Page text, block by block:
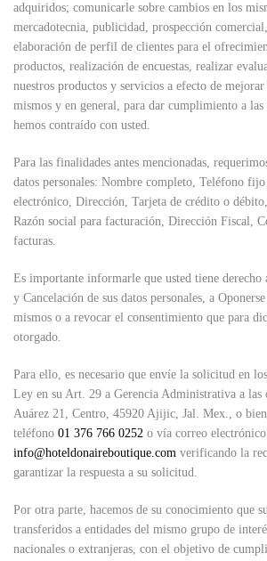
adquiridos; comunicarle sobre cambios en los
mercadotecnia, publicidad, prospección
elaboración de perfil de clientes para el
productos, realización de encuestas, realizar
nuestros productos y servicios a efecto de
mismos y en general, para dar cumplimiento a las
hemos contraído con usted.
Para las finalidades antes mencionadas,
datos personales: Nombre completo, Teléfono
electrónico, Dirección, Tarjeta de crédito o
Razón social para facturación, Dirección Fiscal,
facturas.
Es importante informarle que usted tiene
y Cancelación de sus datos personales, a
mismos o a revocar el consentimiento que para
otorgado.
Para ello, es necesario que envíe la solicitud en
Ley en su Art. 29 a Gerencia Administrativa a las
Auárez 21, Centro, 45920 Ajijic, Jal. Mex., o
teléfono 01 376 766 0252 o vía correo electrónico
info@hoteldonaireboutique.com verificando la
garantizar la respuesta a su solicitud.
Por otra parte, hacemos de su conocimiento que
transferidos a entidades del mismo grupo de
nacionales o extranjeras, con el objetivo de